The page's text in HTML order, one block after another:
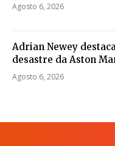
Agosto 6, 2026
Adrian Newey
desastre da Aston
Agosto 6, 2026